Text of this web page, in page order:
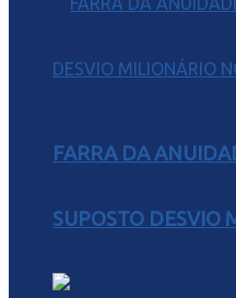
FARRA DA
SUPOSTO DESVIO